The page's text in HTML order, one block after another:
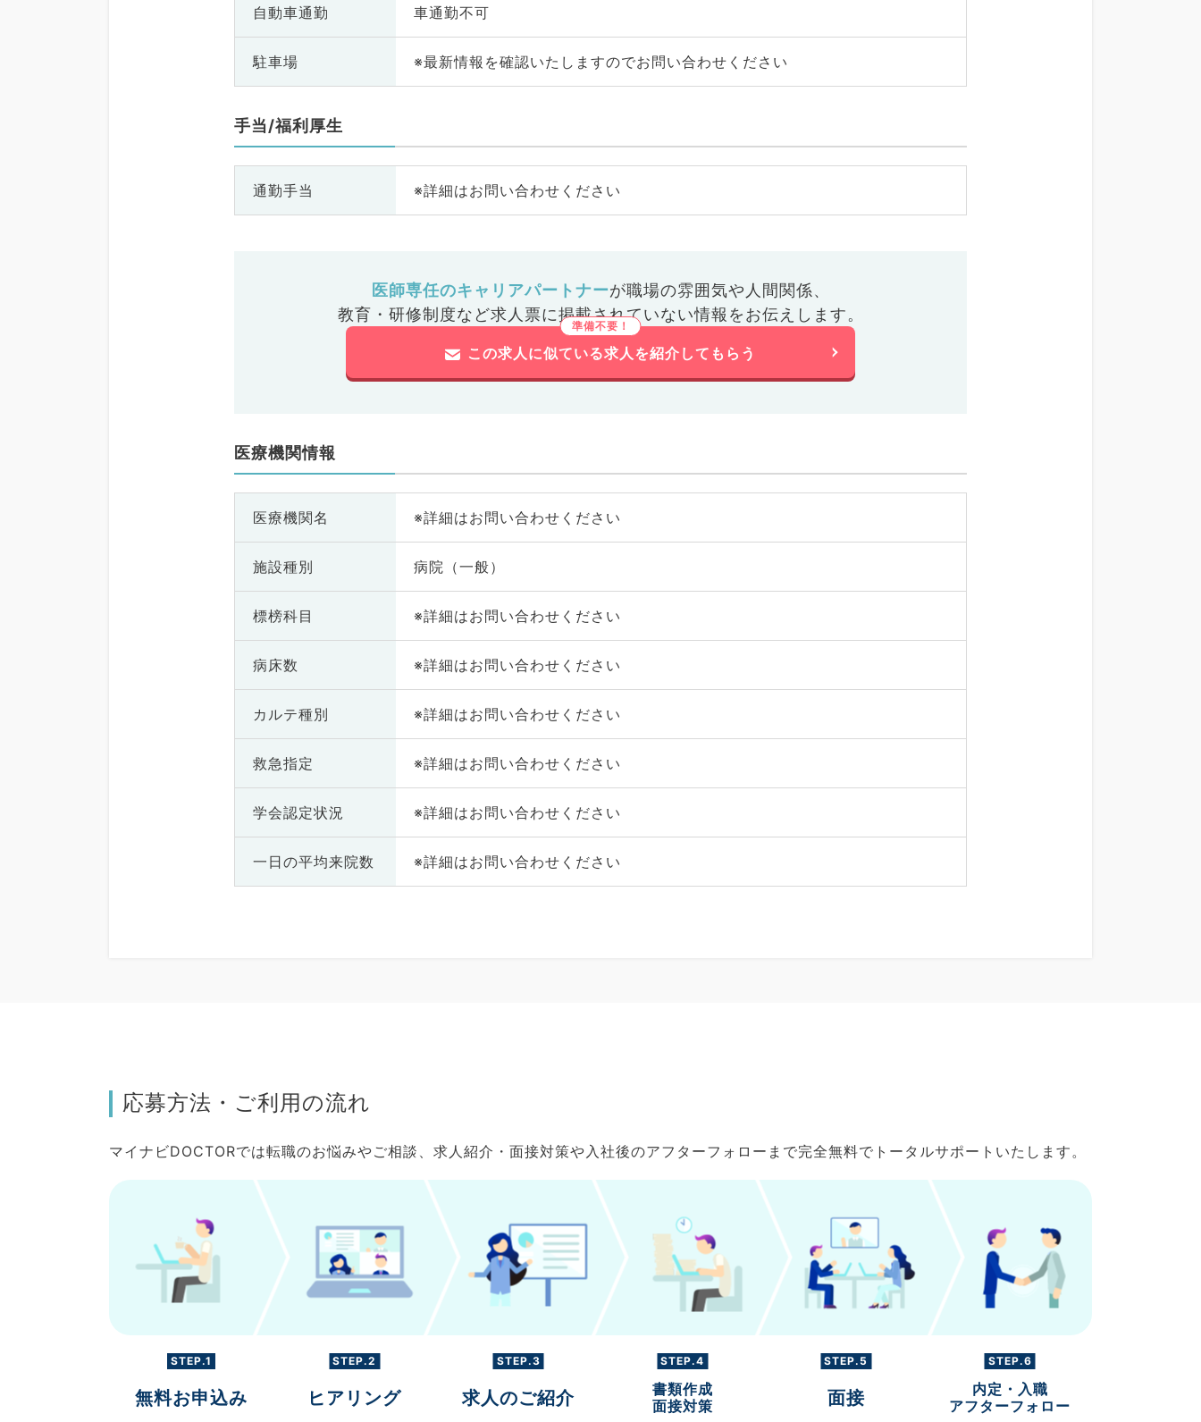
自動車通勤 車通勤不可
駐車場 ※最新情報を確認いたしますのでお問い合わせください
手当/福利厚生
通勤手当 ※詳細はお問い合わせください
医師専任のキャリアパートナーが職場の雰囲気や人間関係、
教育・研修制度など求人票に掲載されていない情報をお伝えします。
この求人に似ている求人を紹介してもらう
医療機関情報
医療機関名 ※詳細はお問い合わせください
施設種別 病院（一般）
標榜科目 ※詳細はお問い合わせください
病床数 ※詳細はお問い合わせください
カルテ種別 ※詳細はお問い合わせください
救急指定 ※詳細はお問い合わせください
学会認定状況 ※詳細はお問い合わせください
一日の平均来院数 ※詳細はお問い合わせください
応募方法・ご利用の流れ
マイナビDOCTORでは転職のお悩みやご相談、求人紹介・面接対策や入社後のアフターフォローまで完全無料でトータルサポートいたします。
STEP.1
無料お申込み
STEP.2
ヒアリング
STEP.3
求人のご紹介
STEP.4
書類作成
面接対策
STEP.5
面接
STEP.6
内定・入職
アフターフォロー